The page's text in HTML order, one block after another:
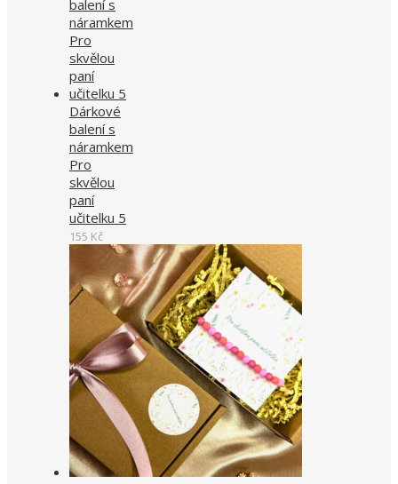
Dárkové
balení s
náramkem
Pro
skvělou
paní
učitelku 5
155 Kč